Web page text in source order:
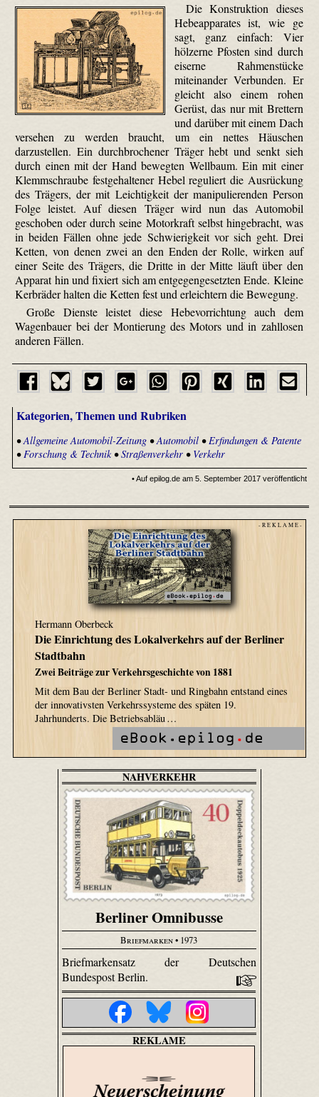
Die Konstruktion dieses
Hebe­apparates ist, wie ge
sagt, ganz einfach: Vier
hölzerne Pfosten sind durch
eiserne Rahmenstücke
miteinander Verbunden. Er
gleicht also einem rohen
Gerüst, das nur mit Brettern
und darüber mit einem Dach
versehen zu werden braucht, um ein nettes Häuschen
darzustellen. Ein durchbrochener Träger hebt und senkt sieh
durch einen mit der Hand bewegten Wellbaum. Ein mit einer
Klemmschraube festgehaltener Hebel reguliert die Aus­rückung
des Trägers, der mit Leichtigkeit der manipulierenden Person
Folge leistet. Auf diesen Träger wird nun das Automobil
geschoben oder durch seine Motorkraft selbst hingebracht, was
in beiden Fällen ohne jede Schwierigkeit vor sich geht. Drei
Ketten, von denen zwei an den Enden der Rolle, wirken auf
einer Seite des Trägers, die Dritte in der Mitte läuft über den
Apparat hin und fixiert sich am entgegengesetzten Ende. Kleine
Kerb­räder halten die Ketten fest und erleichtern die Bewegung.
Große Dienste leistet diese Hebevorrichtung auch dem
Wagenbauer bei der Montierung des Motors und in zahllosen
anderen Fällen.
Kategorien, Themen und Rubriken
•Allgemeine Automobil-Zeitung•Automobil•Erfindungen & Patente
•Forschung & Technik•Straßenverkehr• Verkehr
• Auf epilog.de am 5. September 2017 veröffentlicht
- R E K L A M E -
Hermann Oberbeck
Die Einrichtung des Lokalverkehrs auf der Berliner
Stadtbahn
Zwei Beiträge zur Verkehrsgeschichte von 1881
Mit dem Bau der Berliner Stadt- und Ringbahn entstand eines
der innovativsten Verkehrssysteme des späten 19.
Jahrhunderts. Die Betriebsabläu …
NAHVERKEHR
Berliner Omnibusse
Briefmarken• 1973
Briefmarkensatz der Deutschen
Bundespost Berlin.
REKLAME